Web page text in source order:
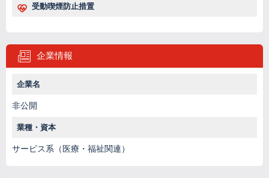
受動喫煙防止措置
企業情報
企業名
非公開
業種・資本
サービス系（医療・福祉関連）